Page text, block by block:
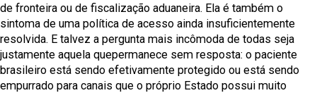
de fronteira ou de fiscalização aduaneira. Ela é também o
sintoma de uma política de acesso ainda insuficientemente
resolvida. E talvez a pergunta mais incômoda de todas seja
justamente aquela quepermanece sem resposta: o paciente
brasileiro está sendo efetivamente protegido ou está sendo
empurrado para canais que o próprio Estado possui muito